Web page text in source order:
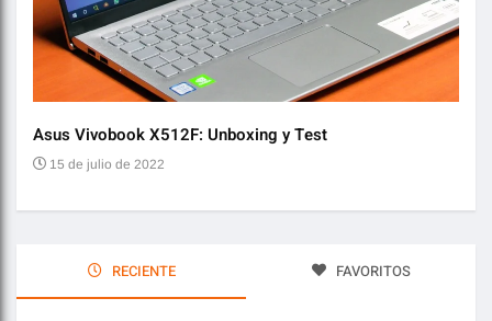
Asus Vivobook X512F: Unboxing y Test
15 de julio de 2022
RECIENTE FAVORITOS